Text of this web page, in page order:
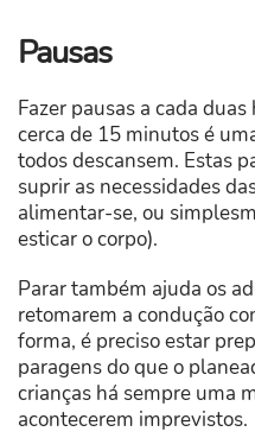
Pausas
Fazer pausas a cada
cerca de 15 minutos é
todos descansem. Estas
suprir as necessidades
alimentar-se, ou
esticar o corpo).
Parar também ajuda os
retomarem a condução
forma, é preciso estar
paragens do que o
crianças há sempre uma
acontecerem imprevistos.